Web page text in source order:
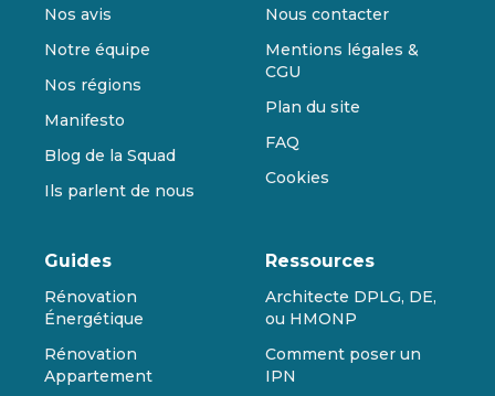
Nos avis
Notre équipe
Nos régions
Manifesto
Blog de la Squad
Ils parlent de nous
Nous contacter
Mentions légales &
CGU
Plan du site
FAQ
Cookies
Guides
Rénovation
Énergétique
Rénovation
Appartement
Ressources
Architecte DPLG, DE,
ou HMONP
Comment poser un
IPN